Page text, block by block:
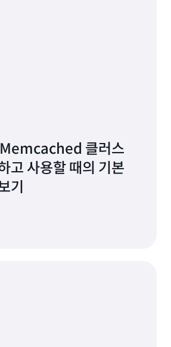
클러스
고 사용할 때의 기본
기